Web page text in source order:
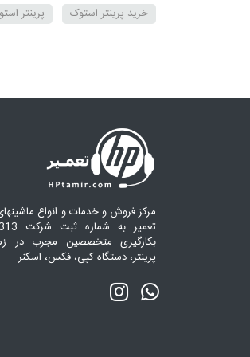
خرید پرینتر استوک
پرینتر
چاپگر لیزری استوک
بهترین پرینتر لیزری رنگی hp
ML2160 پرینتر
پرینتر ارزان
بکارگیری متخصصین مجرب در
پرینتر، دستگاه کپی، فکس، اسکنر